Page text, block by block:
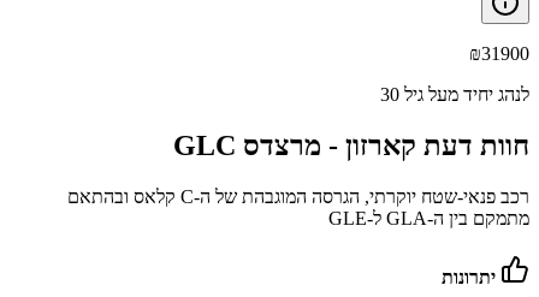
₪31900
לנהג יחיד מעל גיל 30
חוות דעת קארזון - מרצדס GLC
רכב פנאי-שטח יוקרתי, הגרסה המוגבהת של ה-C קלאס ובהתאם
מתמקם בין ה-GLA ל-GLE
יתרונות